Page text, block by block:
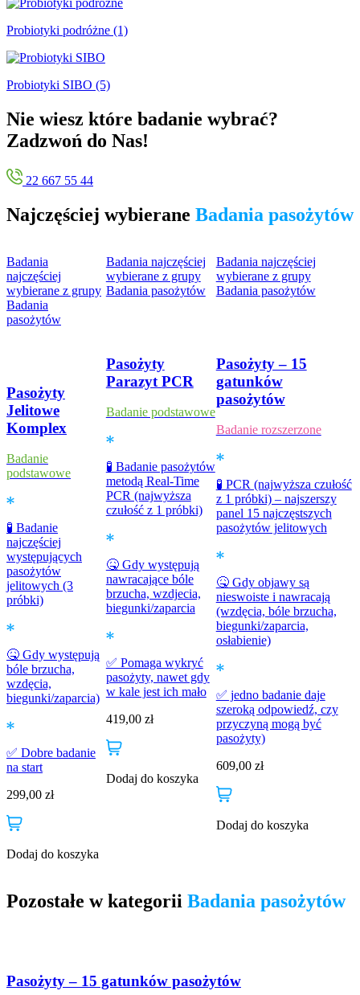
Probiotyki podróżne (1)
Probiotyki SIBO (5)
Nie wiesz które badanie wybrać?
Zadzwoń do Nas!
22 667 55 44
Najczęściej wybierane Badania pasożytów
Badania
najczęściej
wybierane z grupy
Badania
pasożytów
Pasożyty
Jelitowe
Komplex
Badanie
podstawowe
🧪 Badanie
najczęściej
występujących
pasożytów
jelitowych (3
próbki)
🤒 Gdy występują
bóle brzucha,
wzdęcia,
biegunki/zaparcia)
✅ Dobre badanie
na start
299,00 zł
Dodaj do koszyka
Badania najczęściej
wybierane z grupy
Badania pasożytów
Pasożyty
Parazyt PCR
Badanie podstawowe
🧪 Badanie pasożytów
metodą Real-Time
PCR (najwyższa
czułość z 1 próbki)
🤒 Gdy występują
nawracające bóle
brzucha, wzdjecia,
biegunki/zaparcia
✅ Pomaga wykryć
pasożyty, nawet gdy
w kale jest ich mało
419,00 zł
Dodaj do koszyka
Badania najczęściej
wybierane z grupy
Badania pasożytów
Pasożyty – 15
gatunków
pasożytów
Badanie rozszerzone
🧪 PCR (najwyższa czułość
z 1 próbki) – najszerszy
panel 15 najczęstszych
pasożytów jelitowych
🤒 Gdy objawy są
nieswoiste i nawracają
(wzdęcia, bóle brzucha,
biegunki/zaparcia,
osłabienie)
✅ jedno badanie daje
szeroką odpowiedź, czy
przyczyną mogą być
pasożyty)
609,00 zł
Dodaj do koszyka
Pozostałe w kategorii Badania pasożytów
Pasożyty – 15 gatunków pasożytów